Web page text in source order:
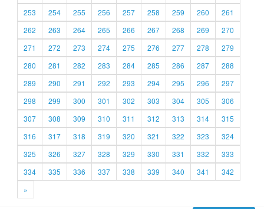
253
254 255 256 257 258 259 260
261
262
263 264 265 266 267 268 269
270
271
272 273 274 275 276 277 278
279
280
281 282 283 284 285 286 287
288
289
290 291 292 293 294 295 296
297
298
299 300 301 302 303 304 305
306
307
308 309 310 311 312 313 314
315
316
317 318 319 320 321 322 323
324
325
326 327 328 329 330 331 332
333
334
335 336 337 338 339 340 341
342
»